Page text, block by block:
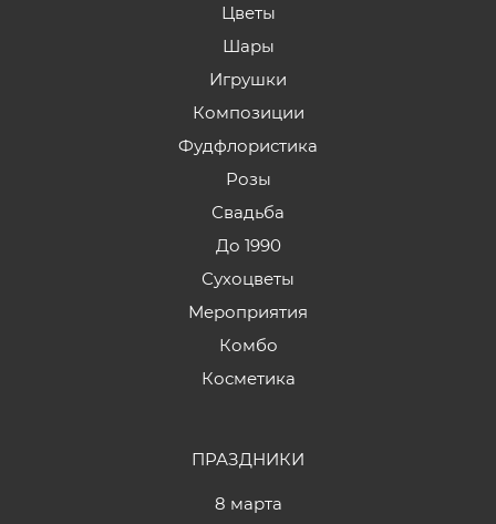
Цветы
Шары
Игрушки
Композиции
Фудфлористика
Розы
Свадьба
До 1990
Сухоцветы
Мероприятия
Комбо
Косметика
ПРАЗДНИКИ
8 марта